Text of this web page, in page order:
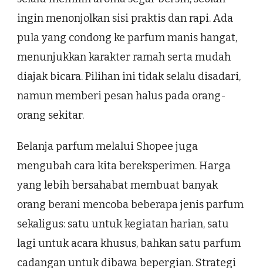
ingin menonjolkan sisi praktis dan rapi. Ada
pula yang condong ke parfum manis hangat,
menunjukkan karakter ramah serta mudah
diajak bicara. Pilihan ini tidak selalu disadari,
namun memberi pesan halus pada orang-
orang sekitar.
Belanja parfum melalui Shopee juga
mengubah cara kita bereksperimen. Harga
yang lebih bersahabat membuat banyak
orang berani mencoba beberapa jenis parfum
sekaligus: satu untuk kegiatan harian, satu
lagi untuk acara khusus, bahkan satu parfum
cadangan untuk dibawa bepergian. Strategi